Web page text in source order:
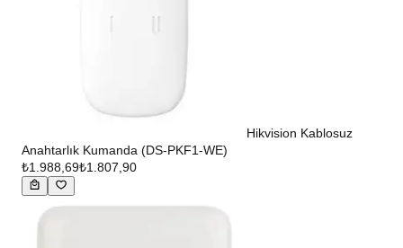
Hikvision Kablosuz
Anahtarlık Kumanda (DS-PKF1-WE)
₺1.988,69₺1.807,90